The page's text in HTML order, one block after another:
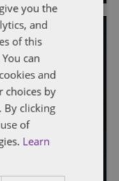
REKABET HUKUKU
FRENCH
you the
and
of this
can
and
choices by
By clicking
of
Learn